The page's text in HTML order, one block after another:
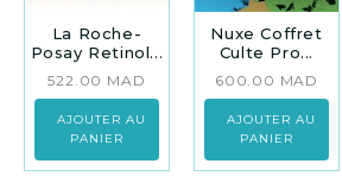
La Roche-
Posay Retinol...
522.00 MAD
AJOUTER AU
PANIER
Nuxe Coffret
Culte Pro...
600.00 MAD
AJOUTER AU
PANIER